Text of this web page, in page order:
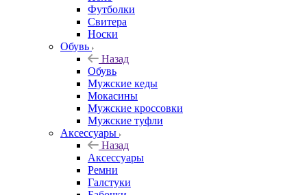
Футболки
Свитера
Носки
Обувь
Назад
Обувь
Мужские кеды
Мокасины
Мужские кроссовки
Мужские туфли
Аксессуары
Назад
Аксессуары
Ремни
Галстуки